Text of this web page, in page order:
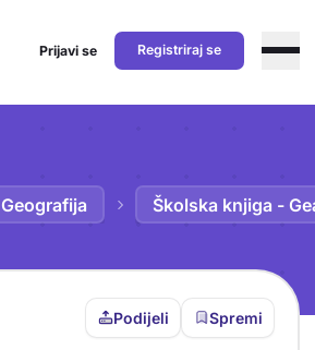
Prijavi se Registriraj se
Geografija Školska knjiga -
Podijeli Spremi